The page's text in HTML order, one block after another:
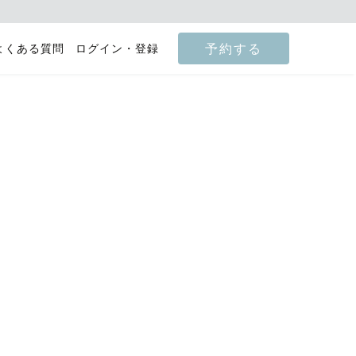
くある質問 ログイン・登録 予約する